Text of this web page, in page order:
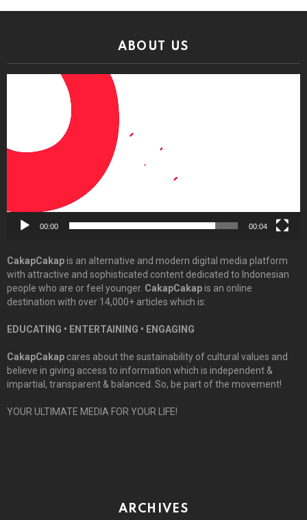
ABOUT US
00:00 00:04
CakapCakapis an alternative and modern digital media platform
with attractive and sophisticated content dedicated to Indonesian
people who are or feel younger. CakapCakapis an online
destination with over 14,000+ articles which is:
EDUCATING • ENTERTAINING • ENGAGING
CakapCakap cares about the sustainability of cultural values and
believe in giving access to information which is independent &
impartial, transparent & balanced. So, be part of the movement!
YOUR ULTIMATE MEDIA FOR YOUR LIFE!
ARCHIVES